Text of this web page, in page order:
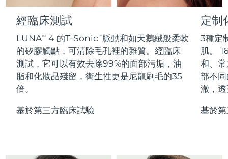
經臨床測試
LUNATM 4 的T-SonicTM脈動和如天鵝絨般柔軟
的矽膠觸點，可清除毛孔裡的雜質。經臨床
測試，它可以有效去除99%的面部污垢，油
脂和化妝品殘留，衛生性更是尼龍刷毛的35
倍。
基於第三方臨床試驗
定制
3種定
肌。
和、
部不
澈，
基於
PEACH™ 2 go
Travel-friendly IPL hair removal
PEACH™ Cooling Prep Gel
SUPERCHARGED™ serum
Firming body serum
ESPADA™ 2
Acne treatment device
ESPADA™ Blemish Solution
IRIS™ 2
Rejuvenating eye massager
眼部護膚
毛孔護理
KIWI™ derma
Diamond microdermabrasion .
Blackhead remover
LUNA™ 4 hair
2-in-1 LED scalp massager
LED light hairbrush
牙齒美白
NEW
issa™ Teeth Whitening Set
Dual LED + sonic device & 18% PAP gel
issa™ Teeth Whitening Gel
更多的
中國香港特別行政區 8/10/26
匈牙利 預計送達日期 8/9/26
冰島 預計送達日期 8/10/26
印尼 8/7/26
愛爾蘭 8/9/26